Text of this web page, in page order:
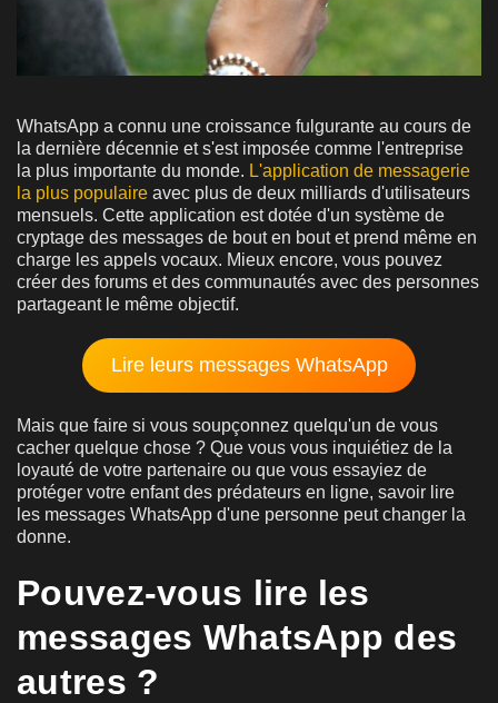
WhatsApp a connu une croissance fulgurante au cours de
la dernière décennie et s'est imposée comme l'entreprise
la plus importante du monde. L'application de messagerie
la plus populaire avec plus de deux milliards d'utilisateurs
mensuels. Cette application est dotée d'un système de
cryptage des messages de bout en bout et prend même en
charge les appels vocaux. Mieux encore, vous pouvez
créer des forums et des communautés avec des personnes
partageant le même objectif.
Lire leurs messages WhatsApp
Mais que faire si vous soupçonnez quelqu'un de vous
cacher quelque chose ? Que vous vous inquiétiez de la
loyauté de votre partenaire ou que vous essayiez de
protéger votre enfant des prédateurs en ligne, savoir lire
les messages WhatsApp d'une personne peut changer la
donne.
Pouvez-vous lire les
messages WhatsApp des
autres ?